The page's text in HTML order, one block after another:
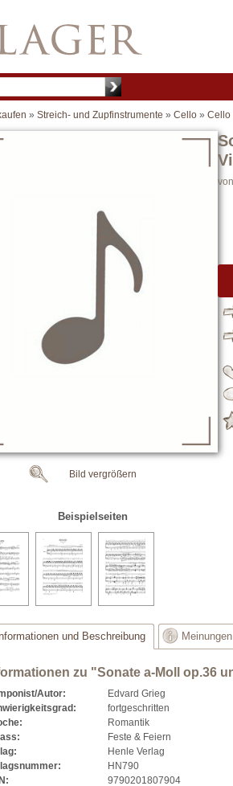
» Streich- und Zupfinstrumente » Cello » Cello
von
Bild vergrößern
Beispielseiten
Informationen und Beschreibung Meinungen
zu "Sonate a-Moll op.36
Autor:
Edvard Grieg
fortgeschritten
Romantik
Feste & Feiern
Henle Verlag
HN790
9790201807904